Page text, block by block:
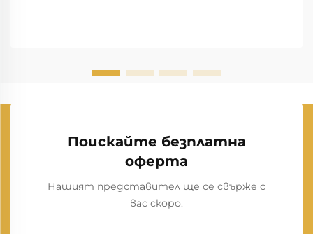
Поискайте безплатна
оферта
Нашият представител ще се свърже с
вас скоро.